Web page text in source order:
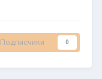
Подписчики 0